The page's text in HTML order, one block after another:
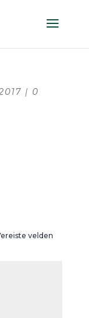
| 0
velden